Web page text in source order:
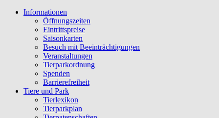
Informationen
Öffnungszeiten
Eintrittspreise
Saisonkarten
Besuch mit Beeinträchtigungen
Veranstaltungen
Tierparkordnung
Spenden
Barrierefreiheit
Tiere und Park
Tierlexikon
Tierparkplan